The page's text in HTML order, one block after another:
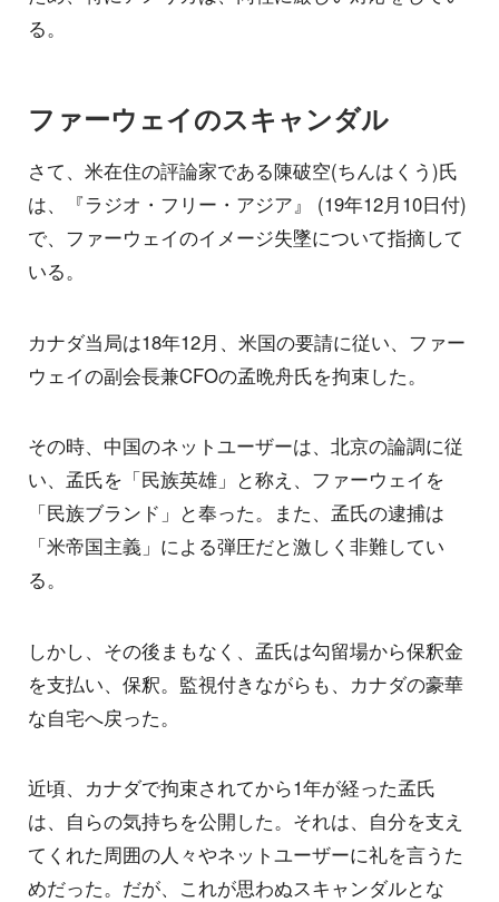
る。
ファーウェイのスキャンダル
さて、米在住の評論家である陳破空(ちんはくう)氏
は、『ラジオ・フリー・アジア』 (19年12月10日付)
で、ファーウェイのイメージ失墜について指摘して
いる。
カナダ当局は18年12月、米国の要請に従い、ファー
ウェイの副会長兼CFOの孟晩舟氏を拘束した。
その時、中国のネットユーザーは、北京の論調に従
い、孟氏を「民族英雄」と称え、ファーウェイを
「民族ブランド」と奉った。また、孟氏の逮捕は
「米帝国主義」による弾圧だと激しく非難してい
る。
しかし、その後まもなく、孟氏は勾留場から保釈金
を支払い、保釈。監視付きながらも、カナダの豪華
な自宅へ戻った。
近頃、カナダで拘束されてから1年が経った孟氏
は、自らの気持ちを公開した。それは、自分を支え
てくれた周囲の人々やネットユーザーに礼を言うた
めだった。だが、これが思わぬスキャンダルとな